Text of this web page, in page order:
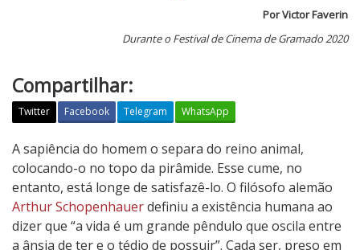
Por Victor Faverin
Durante o Festival de Cinema de Gramado 2020
Compartilhar:
Twitter Facebook Telegram WhatsApp
O
s
i
l
ê
n
A sapiência do homem o separa do reino animal,
colocando-o no topo da pirâmide. Esse cume, no
entanto, está longe de satisfazê-lo. O filósofo alemão
Arthur Schopenhauerdefiniu a existência humana ao
dizer que “a vida é um grande pêndulo que oscila entre
a ânsia de ter e o tédio de possuir”. Cada ser, preso em